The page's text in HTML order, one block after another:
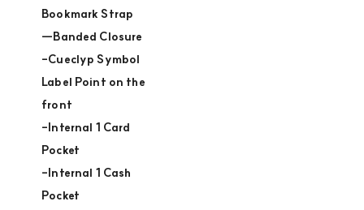
Bookmark Strap
--Banded Closure
-Cueclyp Symbol
Label Point on the
front
-Internal 1 Card
Pocket
-Internal 1 Cash
Pocket